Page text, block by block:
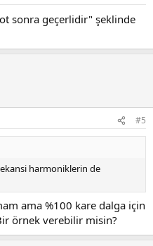
sonra geçerlidir" şeklinde
#5
harmoniklerin de
ama %100 kare dalga için
örnek verebilir misin?